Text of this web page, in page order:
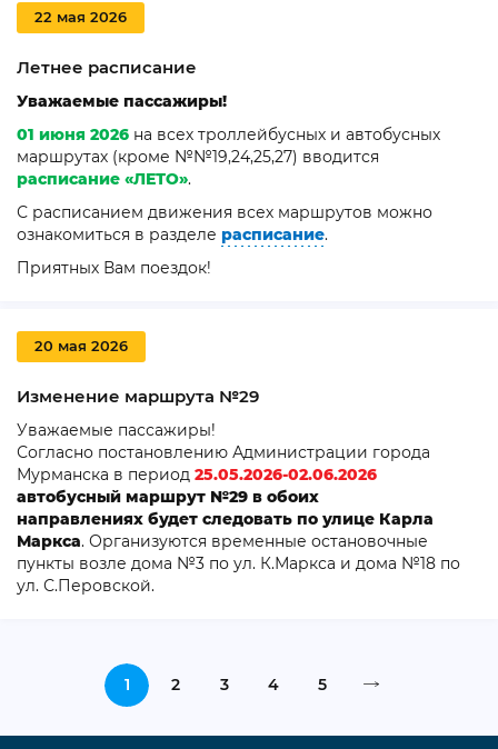
22 мая 2026
Летнее расписание
Уважаемые пассажиры!
01 июня 2026 на всех троллейбусных и автобусных
маршрутах (кроме №№19,24,25,27) вводится
расписание «ЛЕТО».
С расписанием движения всех маршрутов можно
ознакомиться в разделе расписание.
Приятных Вам поездок!
20 мая 2026
Изменение маршрута №29
Уважаемые пассажиры!
Согласно постановлению Администрации города
Мурманска в период 25.05.2026-02.06.2026
автобусный маршрут №29 в обоих
направлениях будет следовать по улице Карла
Маркса. Организуются временные остановочные
пункты возле дома №3 по ул. К.Маркса и дома №18 по
ул. С.Перовской.
1 2 3 4 5